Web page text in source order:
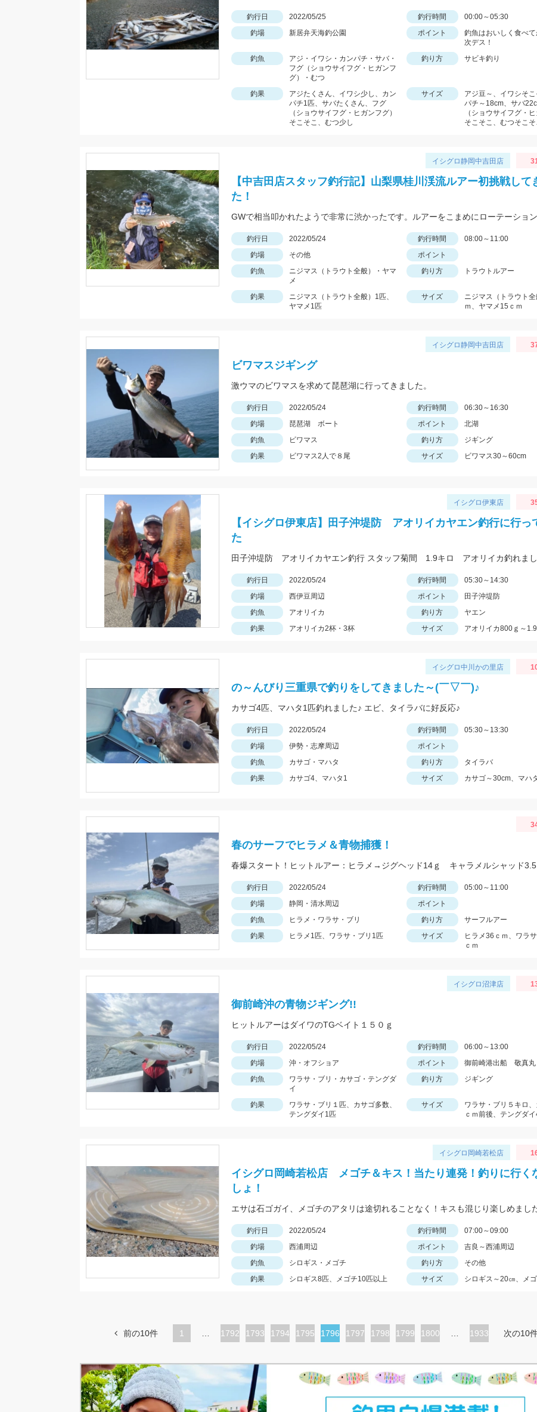
釣行日 2022/05/25 釣行時間
00:00～05:30
釣場
新居弁天海釣公園 ポイント
釣魚はおいしく食べて
次デス！
釣魚
アジ・イワシ・カンパチ・サバ・
フグ（ショウサイフグ・ヒガンフ
グ）・むつ
釣り方 サビキ釣り
釣果
アジたくさん、イワシ少し、カン
パチ1匹、サバたくさん、フグ
（ショウサイフグ・ヒガンフグ）
そこそこ、むつ少し
サイズ
アジ豆～、イワシそ
パチ～18cm、サバ
（ショウサイフグ・ヒ
そこそこ、むつそこそ
イシグロ静岡中吉田店
【中吉田店スタッフ釣行記】山梨県桂川渓流ルアー初挑戦して
た！
釣行日 2022/05/24 釣行時間
08:00～11:00
釣場
その他
ポイント
釣魚
ニジマス（トラウト全般）・ヤマ
メ
釣り方 トラウトルアー
釣果
ニジマス（トラウト全般）1匹、
ヤマメ1匹
サイズ
ニジマス（トラウト全
ｍ、ヤマメ15ｃｍ
イシグロ静岡中吉田店
ビワマスジギング
激ウマのビワマスを求めて琵琶湖に行ってきました。
釣行日 2022/05/24 釣行時間
06:30～16:30
釣場
琵琶湖 ボート ポイント
北湖
釣魚
ビワマス 釣り方
ジギング
釣果
ビワマス2人で８尾 サイズ ビワマス30～60cm
イシグロ伊東店
【イシグロ伊東店】田子沖堤防 アオリイカヤエン釣行に行っ
た
釣行日 2022/05/24 釣行時間
05:30～14:30
釣場
西伊豆周辺 ポイント
田子沖堤防
釣魚
アオリイカ 釣り方
ヤエン
釣果
アオリイカ2杯・3杯 サイズ アオリイカ800ｇ～
イシグロ中川かの里店
の～んびり三重県で釣りをしてきました～(￣▽￣)♪
カサゴ4匹、マハタ1匹釣れました♪ エビ、タイラバに好反応♪
釣行日 2022/05/24 釣行時間
05:30～13:30
釣場
伊勢・志摩周辺
ポイント
釣魚
カサゴ・マハタ 釣り方
タイラバ
釣果
カサゴ4、マハタ1 サイズ カサゴ～30cm、マハ
春のサーフでヒラメ＆青物捕獲！
釣行日 2022/05/24 釣行時間
05:00～11:00
釣場
静岡・清水周辺
ポイント
釣魚
ヒラメ・ワラサ・ブリ 釣り方
サーフルアー
釣果
ヒラメ1匹、ワラサ・ブリ1匹 サイズ
ヒラメ36ｃｍ、ワラ
ｃｍ
イシグロ沼津店
御前崎沖の青物ジギング!!
ヒットルアーはダイワのTGベイト１５０ｇ
釣行日 2022/05/24 釣行時間
06:00～13:00
釣場
沖・オフショア ポイント
御前崎港出船 敬真丸
釣魚
ワラサ・ブリ・カサゴ・テングダ
イ
釣り方 ジギング
釣果
ワラサ・ブリ１匹、カサゴ多数、
テングダイ1匹
サイズ
ワラサ・ブリ５キロ
ｃｍ前後、テングダ
イシグロ岡崎若松店
イシグロ岡崎若松店 メゴチ＆キス！当たり連発！釣りに行く
しょ！
エサは石ゴガイ、メゴチのアタリは途切れることなく！キスも混じり楽しめまし
釣行日 2022/05/24 釣行時間
07:00～09:00
釣場
西浦周辺 ポイント
吉良～西浦周辺
釣魚
シロギス・メゴチ 釣り方
その他
釣果
シロギス8匹、メゴチ10匹以上 サイズ シロギス～20㎝、メ
前の10件 1
ペ
1792
ペ
ジ
1793
ペ
1794
ペ
1795
カ
ト
1796
ペ
1797
ペ
1798
ペ
1799
ペ
1800 1933 次の10